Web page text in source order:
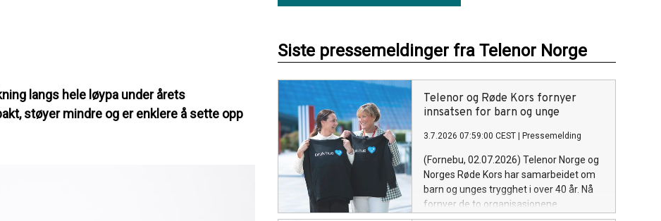
langs hele løypa under årets
støyer mindre og er enklere å sette opp
Siste pressemeldinger fra Telenor Norge
Telenor og Røde Kors fornyer
innsatsen for barn og unge
3.7.2026 07:59:00 CEST Pressemelding
(Fornebu, 02.07.2026) Telenor Norge og
Norges Røde Kors har samarbeidet om
barn og unges trygghet i over 40 år. Nå
fornyer de to organisasjonene